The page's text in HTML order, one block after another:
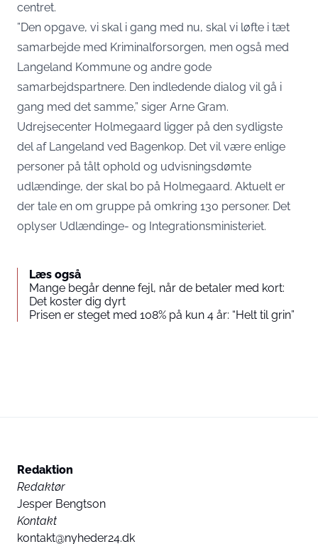
centret.
”Den opgave, vi skal i gang med nu, skal vi løfte i tæt
samarbejde med Kriminalforsorgen, men også med
Langeland Kommune og andre gode
samarbejdspartnere. Den indledende dialog vil gå i
gang med det samme,” siger Arne Gram.
Udrejsecenter Holmegaard ligger på den sydligste
del af Langeland ved Bagenkop. Det vil være enlige
personer på tålt ophold og udvisningsdømte
udlændinge, der skal bo på Holmegaard. Aktuelt er
der tale en om gruppe på omkring 130 personer. Det
oplyser Udlændinge- og Integrationsministeriet.
Læs også
Mange begår denne fejl, når de betaler med kort:
Det koster dig dyrt
Prisen er steget med 108% på kun 4 år: “Helt til grin”
Redaktion
Redaktør
Jesper Bengtson
Kontakt
kontakt@nyheder24.dk